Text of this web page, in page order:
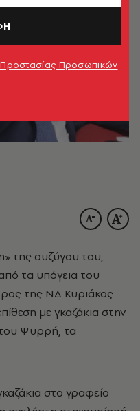
της συζύγου του,
τα υπόγεια του
της ΝΔ Κυριάκος
με γκαζάκια στην
του Ψυρρή, τα
στο γραφείο
Προστασίας Προσωπικών